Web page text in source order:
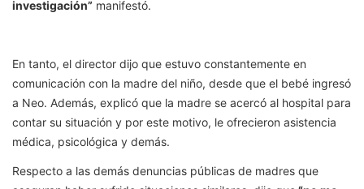
investigación” manifestó.
En tanto, el director dijo que estuvo constantemente en
comunicación con la madre del niño, desde que el bebé ingresó
a Neo. Además, explicó que la madre se acercó al hospital para
contar su situación y por este motivo, le ofrecieron asistencia
médica, psicológica y demás.
Respecto a las demás denuncias públicas de madres que